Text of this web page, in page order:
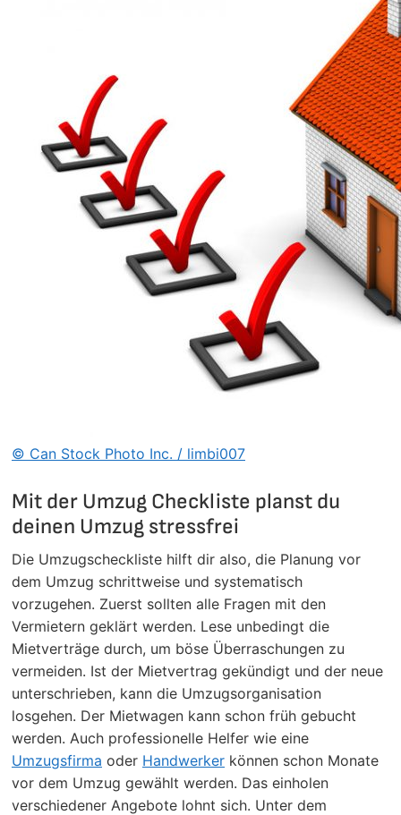
© Can Stock Photo Inc. / limbi007
Mit der Umzug Checkliste planst du
deinen Umzug stressfrei
Die Umzugscheckliste hilft dir also, die Planung vor
dem Umzug schrittweise und systematisch
vorzugehen. Zuerst sollten alle Fragen mit den
Vermietern geklärt werden. Lese unbedingt die
Mietverträge durch, um böse Überraschungen zu
vermeiden. Ist der Mietvertrag gekündigt und der neue
unterschrieben, kann die Umzugsorganisation
losgehen. Der Mietwagen kann schon früh gebucht
werden. Auch professionelle Helfer wie eine
Umzugsfirma oder Handwerker können schon Monate
vor dem Umzug gewählt werden. Das einholen
verschiedener Angebote lohnt sich. Unter dem